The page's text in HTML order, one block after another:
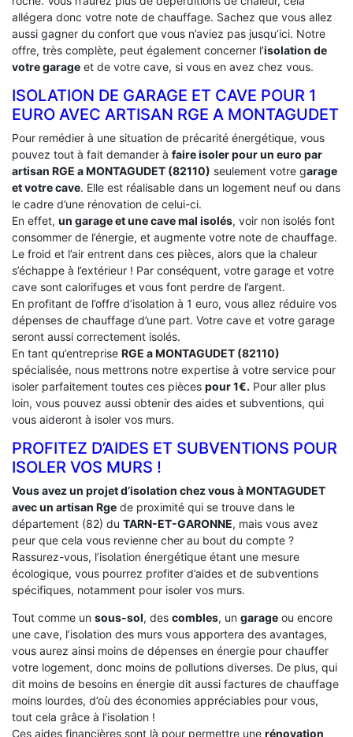
allégera donc votre note de chauffage. Sachez que vous allez
aussi gagner du confort que vous n’aviez pas jusqu’ici. Notre
offre, très complète, peut également concerner l’isolation de
votre garage et de votre cave, si vous en avez chez vous.
ISOLATION DE GARAGE ET CAVE POUR 1
EURO AVEC ARTISAN RGE A MONTAGUDET
Pour remédier à une situation de précarité énergétique, vous
pouvez tout à fait demander à faire isoler pour un euro par
artisan RGE a MONTAGUDET (82110) seulement votre garage
et votre cave. Elle est réalisable dans un logement neuf ou dans
le cadre d’une rénovation de celui-ci.
En effet, un garage et une cave mal isolés, voir non isolés font
consommer de l’énergie, et augmente votre note de chauffage.
Le froid et l’air entrent dans ces pièces, alors que la chaleur
s’échappe à l’extérieur ! Par conséquent, votre garage et votre
cave sont calorifuges et vous font perdre de l’argent.
En profitant de l’offre d’isolation à 1 euro, vous allez réduire vos
dépenses de chauffage d’une part. Votre cave et votre garage
seront aussi correctement isolés.
En tant qu’entreprise RGE a MONTAGUDET (82110)
spécialisée, nous mettrons notre expertise à votre service pour
isoler parfaitement toutes ces pièces pour 1€. Pour aller plus
loin, vous pouvez aussi obtenir des aides et subventions, qui
vous aideront à isoler vos murs.
PROFITEZ D’AIDES ET SUBVENTIONS POUR
ISOLER VOS MURS !
Vous avez un projet d’isolation chez vous à MONTAGUDET
avec un artisan Rge de proximité qui se trouve dans le
département (82) du TARN-ET-GARONNE, mais vous avez
peur que cela vous revienne cher au bout du compte ?
Rassurez-vous, l’isolation énergétique étant une mesure
écologique, vous pourrez profiter d’aides et de subventions
spécifiques, notamment pour isoler vos murs.
Tout comme un sous-sol, des combles, un garage ou encore
une cave, l’isolation des murs vous apportera des avantages,
vous aurez ainsi moins de dépenses en énergie pour chauffer
votre logement, donc moins de pollutions diverses. De plus, qui
dit moins de besoins en énergie dit aussi factures de chauffage
moins lourdes, d’où des économies appréciables pour vous,
tout cela grâce à l’isolation !
Ces aides financières sont là pour permettre une rénovation